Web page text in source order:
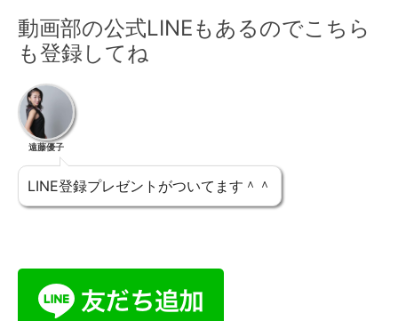
動画部の公式LINEもあるのでこちら
も登録してね
遠藤優子
LINE登録プレゼントがついてます＾＾